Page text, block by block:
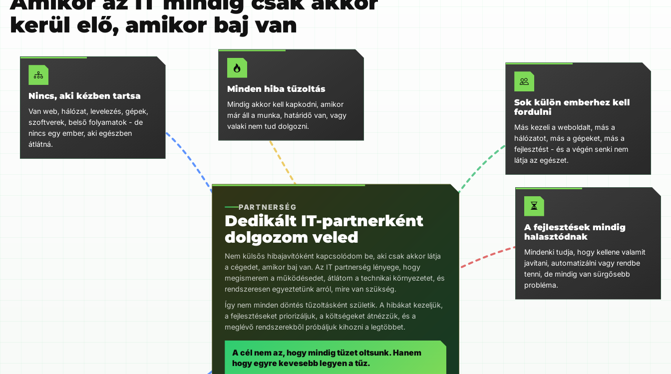
kerül elő, amikor baj van
Nincs, aki kézben tartsa
Van web, hálózat, levelezés, gépek,
szoftverek, belső folyamatok - de
nincs egy ember, aki egészben
átlátná.
Minden hiba tűzoltás
Mindig akkor kell kapkodni, amikor
már áll a munka, határidő van, vagy
valaki nem tud dolgozni.
Sok külön emberhez kell
fordulni
Más kezeli a weboldalt, más a
hálózatot, más a gépeket, más a
fejlesztést - és a végén senki nem
látja az egészet.
A fejlesztések mindig
halasztódnak
Mindenki tudja, hogy kellene valamit
javítani, automatizálni vagy rendbe
tenni, de mindig van sürgősebb
probléma.
PARTNERSÉG
Dedikált IT-partnerként
dolgozom veled
Nem külsős hibajavítóként kapcsolódom be, aki csak akkor látja
a cégedet, amikor baj van. Az IT partnerség lényege, hogy
megismerem a működésedet, átlátom a technikai környezetet, és
rendszeresen egyeztetünk arról, mire van szükség.
Így nem minden döntés tűzoltásként születik. A hibákat kezeljük,
a fejlesztéseket priorizáljuk, a költségeket átnézzük, és a
meglévő rendszerekből próbáljuk kihozni a legtöbbet.
A cél nem az, hogy mindig tüzet oltsunk. Hanem
hogy egyre kevesebb legyen a tűz.